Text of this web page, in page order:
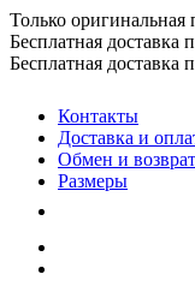
Только оригинальная
Бесплатная доставка
Бесплатная доставка
Контакты
Доставка и
Обмен и возврат
Размеры